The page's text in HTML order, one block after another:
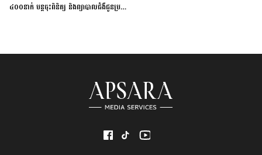
៤០០នាក់ បន្តចុះពិនិត្យ និងព្យាបាលជំងឺជូនប្រជា